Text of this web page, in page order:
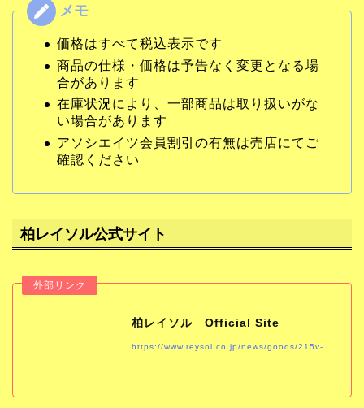
価格はすべて税込表示です
商品の仕様・価格は予告なく変更となる場
合があります
在庫状況により、一部商品は取り扱いがな
い場合があります
アソシエイツ会員割引の有無は売店にてご
確認ください
柏レイソル公式サイト
柏レイソル Official Site